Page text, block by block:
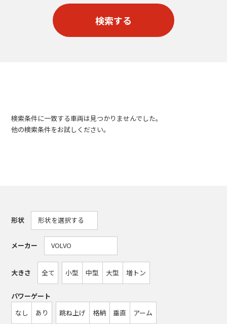
検索する
検索条件に一致する車両は見つかりませんでした。
他の検索条件をお試しください。
形状
メーカー
大きさ 全て 小型 中型 大型 増トン
パワーゲート
なし
あり 跳ね上げ 格納 垂直 アーム